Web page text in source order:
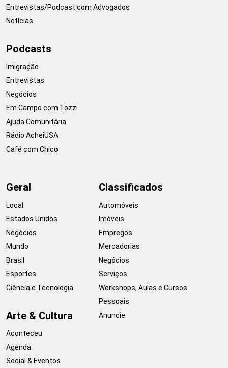
Entrevistas/Podcast com Advogados
Notícias
Podcasts
Imigração
Entrevistas
Negócios
Em Campo com Tozzi
Ajuda Comunitária
Rádio AcheiUSA
Café com Chico
Geral
Local
Estados Unidos
Negócios
Mundo
Brasil
Esportes
Ciência e Tecnologia
Arte & Cultura
Aconteceu
Agenda
Social & Eventos
Classificados
Automóveis
Imóveis
Empregos
Mercadorias
Negócios
Serviços
Workshops, Aulas e Cursos
Pessoais
Anuncie